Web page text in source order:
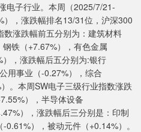
子行业。本周（2025/7/21-
，涨跌幅排名13/31位，沪深300
涨跌幅前五分别为：建筑材料
钢铁（+7.67%），有色金属
），涨跌幅后五分别为:银行
用事业（-0.27%），综合
。本周SW电子三级行业指数涨跌
），半导体设备
），涨跌幅后三分别是：印制
），被动元件（+0.14%）。